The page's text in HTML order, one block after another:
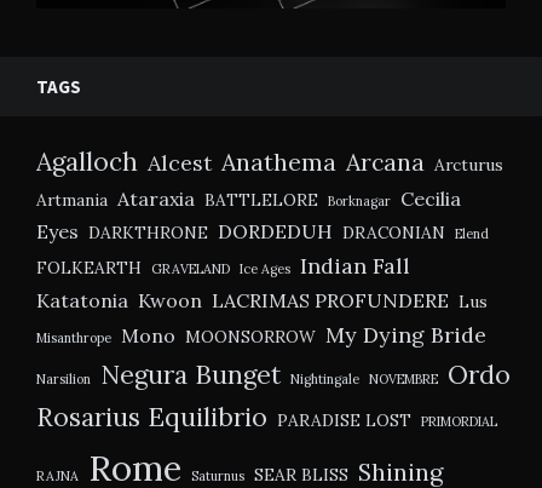
TAGS
Agalloch Alcest Anathema Arcana Arcturus
Artmania Ataraxia BATTLELORE Borknagar
Cecilia
Eyes DARKTHRONE DORDEDUH DRACONIAN Elend
FOLKEARTH GRAVELAND Ice Ages Indian Fall
Katatonia Kwoon LACRIMAS PROFUNDERE Lus
Misanthrope Mono MOONSORROW My Dying Bride
Narsilion Negura Bunget Nightingale NOVEMBRE
Ordo
Rosarius Equilibrio PARADISE LOST PRIMORDIAL
RAJNA Rome Saturnus SEAR BLISS Shining